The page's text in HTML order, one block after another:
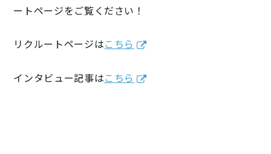
ートページをご覧ください！
リクルートページはこちら
インタビュー記事はこちら